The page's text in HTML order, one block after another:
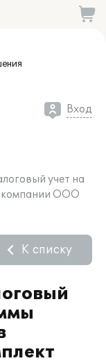
Вход
учет на
компании ООО
К списку